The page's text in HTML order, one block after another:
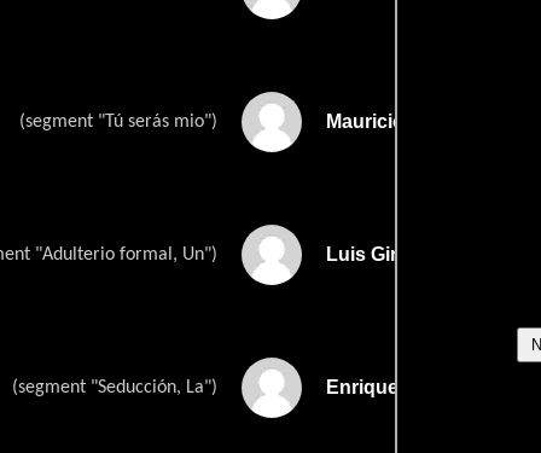
(segment "Tú serás mio") Mauricio Garcés
"Adulterio formal, Un") Luis Gimeno
(segment "Seducción, La") Enrique Guzmán